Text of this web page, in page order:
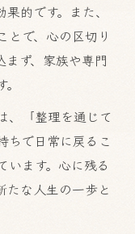
的です。また、
で、心の区切り
ず、家族や専門
、「整理を通じて
ちで日常に戻るこ
います。心に残る
たな人生の一歩と